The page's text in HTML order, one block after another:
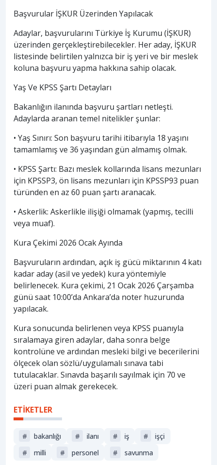
Başvurular İŞKUR Üzerinden Yapılacak
Adaylar, başvurularını Türkiye İş Kurumu (İŞKUR)
üzerinden gerçekleştirebilecekler. Her aday, İŞKUR
listesinde belirtilen yalnızca bir iş yeri ve bir meslek
koluna başvuru yapma hakkına sahip olacak.
Yaş Ve KPSS Şartı Detayları
Bakanlığın ilanında başvuru şartları netleşti.
Adaylarda aranan temel nitelikler şunlar:
• Yaş Sınırı: Son başvuru tarihi itibarıyla 18 yaşını
tamamlamış ve 36 yaşından gün almamış olmak.
• KPSS Şartı: Bazı meslek kollarında lisans mezunları
için KPSSP3, ön lisans mezunları için KPSSP93 puan
türünden en az 60 puan şartı aranacak.
• Askerlik: Askerlikle ilişiği olmamak (yapmış, tecilli
veya muaf).
Kura Çekimi 2026 Ocak Ayında
Başvuruların ardından, açık iş gücü miktarının 4 katı
kadar aday (asil ve yedek) kura yöntemiyle
belirlenecek. Kura çekimi, 21 Ocak 2026 Çarşamba
günü saat 10:00’da Ankara’da noter huzurunda
yapılacak.
Kura sonucunda belirlenen veya KPSS puanıyla
sıralamaya giren adaylar, daha sonra belge
kontrolüne ve ardından mesleki bilgi ve becerilerini
ölçecek olan sözlü/uygulamalı sınava tabi
tutulacaklar. Sınavda başarılı sayılmak için 70 ve
üzeri puan almak gerekecek.
ETİKETLER
# bakanlığı # ilanı # iş #
işçi
#
milli # personel # savunma